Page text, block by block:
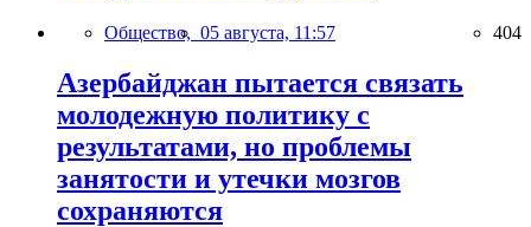
Общество, 05 августа, 11:57 404
Азербайджан пытается связать
молодежную политику с
результатами, но проблемы
занятости и утечки мозгов
сохраняются